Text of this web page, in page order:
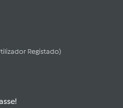
Registado)